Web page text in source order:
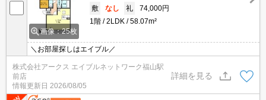
画像：25枚
敷
なし 礼
74,000円
1階
2LDK 58.07m²
＼お部屋探しはエイブル／
株式会社アークス エイブルネットワーク福山駅
前店
情報更新日 2026/08/05
詳細を見る